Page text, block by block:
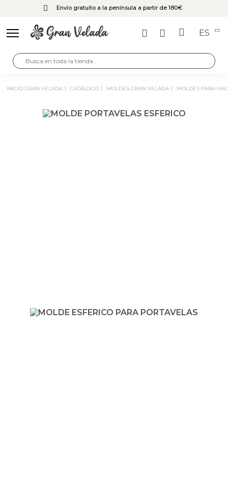
Envío gratuito a la península a partir de 180€
ES
INICIO GRAN VELADA CATÁLOGO MOLDES GRAN VELADA MOLDES PARA